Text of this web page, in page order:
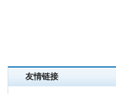
友情链接